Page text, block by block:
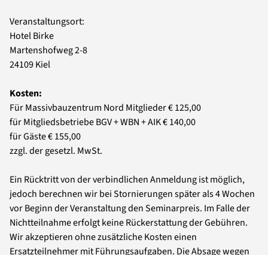
Veranstaltungsort:
Hotel Birke
Martenshofweg 2-8
24109 Kiel
Kosten:
Für Massivbauzentrum Nord Mitglieder € 125,00
für Mitgliedsbetriebe BGV + WBN + AIK € 140,00
für Gäste € 155,00
zzgl. der gesetzl. MwSt.
Ein Rücktritt von der verbindlichen Anmeldung ist möglich,
jedoch berechnen wir bei Stornierungen später als 4 Wochen
vor Beginn der Veranstaltung den Seminarpreis. Im Falle der
Nichtteilnahme erfolgt keine Rückerstattung der Gebühren.
Wir akzeptieren ohne zusätzliche Kosten einen
Ersatzteilnehmer mit Führungsaufgaben. Die Absage wegen